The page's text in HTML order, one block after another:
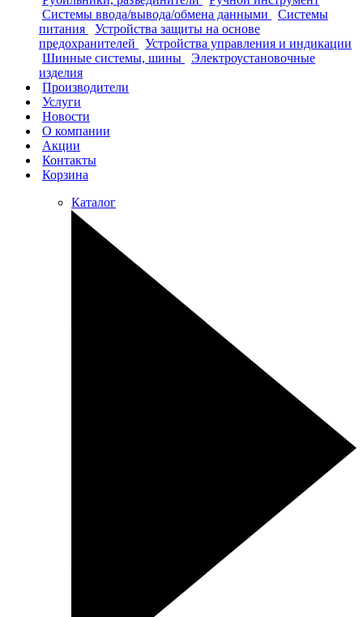
Системы ввода/вывода/обмена данными
Системы
питания
Устройства защиты на основе
предохранителей
Устройства управления и индикации
Шинные системы, шины
Электроустановочные
изделия
Производители
Услуги
Новости
О компании
Акции
Контакты
Корзина
Каталог